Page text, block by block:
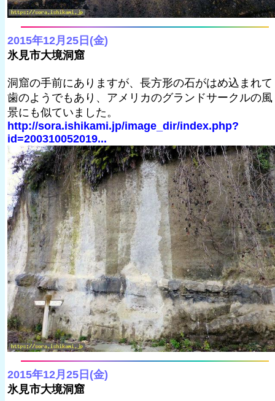
2015年12月25日(金)
氷見市大境洞窟
洞窟の手前にありますが、長方形の石がはめ込まれて
歯のようでもあり、アメリカのグランドサークルの風
景にも似ていました。
http://sora.ishikami.jp/image_dir/index.php?
id=200310052019...
2015年12月25日(金)
氷見市大境洞窟